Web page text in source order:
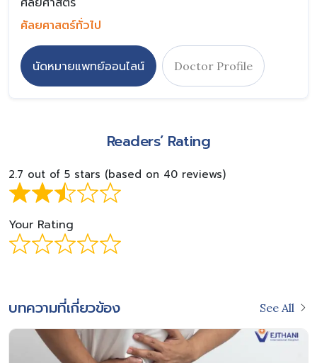
ศัลยศาสตร์ทั่วไป
นัดหมายแพทย์ออนไลน์ Doctor Profile
Readers’ Rating
2.7 out of 5 stars (based on 40 reviews)
Your Rating
บทความที่เกี่ยวข้อง See All